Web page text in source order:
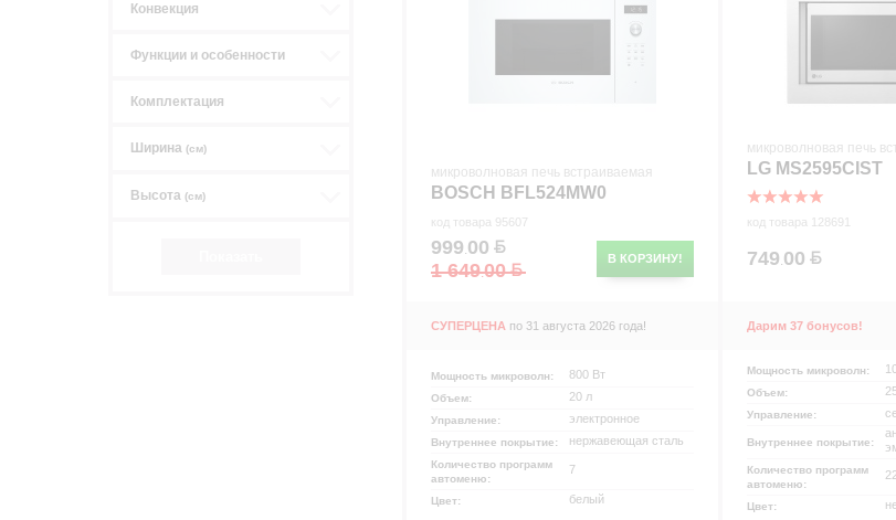
Конвекция
Функции и особенности
Комплектация
Ширина (см)
Высота (см)
микроволновая печь встраиваемая
BOSCH BFL524MW0
код товара 95607
В КОРЗИНУ!
999.00
1 649.00
СУПЕРЦЕНА по 31 августа 2026 года!
Мощность микроволн: 800 Вт
Объем: 20 л
Управление: электронное
Внутреннее покрытие: нержавеющая сталь
Количество программ
автоменю:
7
Цвет: белый
микроволновая печь
LG MS2595CIST
код товара 128691
749.00
Дарим 37 бонусов!
Мощность микроволн:
Объем:
Управление:
Внутреннее покрытие:
Количество программ
автоменю:
22
Цвет: